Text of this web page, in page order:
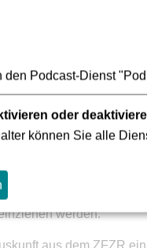
verpflichten
dem ZFZR vorzulegen.
Sie im laufenden
auf ein reguläres
werden.
den Podcast-Dienst
oder
können Sie alle